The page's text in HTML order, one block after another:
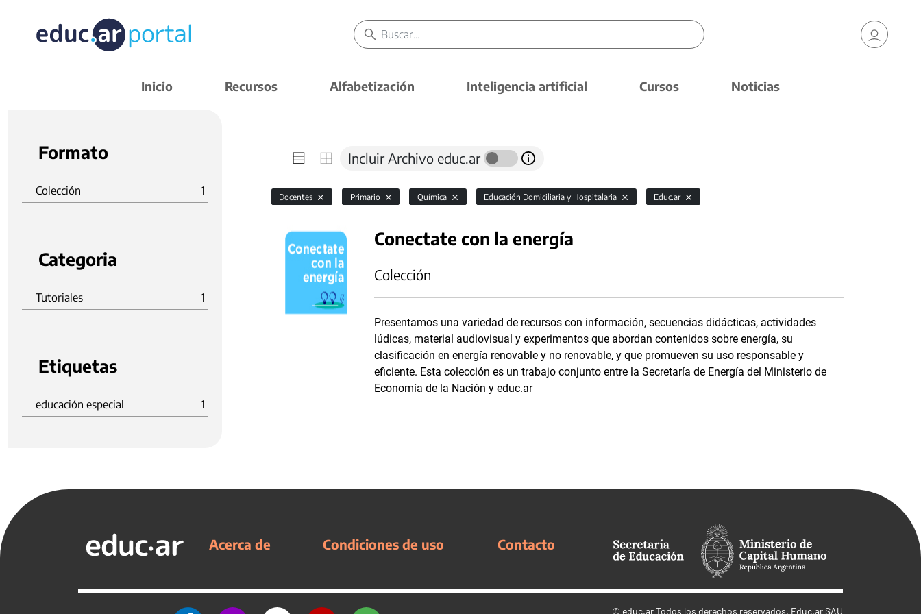
Inicio Recursos Alfabetización Inteligencia artificial Cursos Noticias
Formato
Colección 1
Categoria
Tutoriales 1
Etiquetas
educación especial 1
Incluir Archivo educ.ar
Docentes Primario Química Educación Domiciliaria y Hospitalaria Educ.ar
Conectate con la energía
Colección
Presentamos una variedad de recursos con información, secuencias didácticas, actividades
lúdicas, material audiovisual y experimentos que abordan contenidos sobre energía, su
clasificación en energía renovable y no renovable, y que promueven su uso responsable y
eficiente. Esta colección es un trabajo conjunto entre la Secretaría de Energía del Ministerio de
Economía de la Nación y educ.ar
Acerca de Condiciones de uso Contacto
© educ.arTodos los derechos reservados. Educ.ar SAU